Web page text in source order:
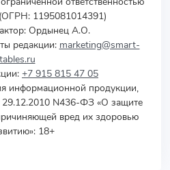
1195081014391)
Ордынец А.О.
редакции: marketing@smart-
tables.ru
+7 915 815 47 05
информационной продукции,
N436-ФЗ «О защите
вред их здоровью
18+